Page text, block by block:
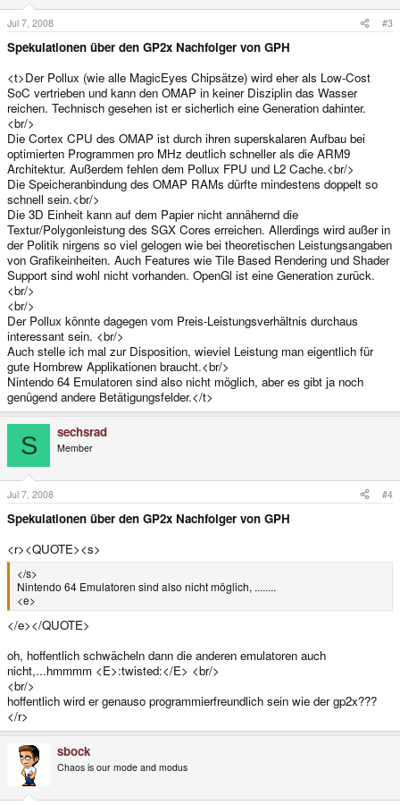
Jul 7, 2008 #3
Spekulationen über den GP2x Nachfolger von GPH
<t>Der Pollux (wie alle MagicEyes Chipsätze) wird eher als Low-Cost
SoC vertrieben und kann den OMAP in keiner Disziplin das Wasser
reichen. Technisch gesehen ist er sicherlich eine Generation dahinter.
<br/>
Die Cortex CPU des OMAP ist durch ihren superskalaren Aufbau bei
optimierten Programmen pro MHz deutlich schneller als die ARM9
Architektur. Außerdem fehlen dem Pollux FPU und L2 Cache.<br/>
Die Speicheranbindung des OMAP RAMs dürfte mindestens doppelt so
schnell sein.<br/>
Die 3D Einheit kann auf dem Papier nicht annähernd die
Textur/Polygonleistung des SGX Cores erreichen. Allerdings wird außer in
der Politik nirgens so viel gelogen wie bei theoretischen Leistungsangaben
von Grafikeinheiten. Auch Features wie Tile Based Rendering und Shader
Support sind wohl nicht vorhanden. OpenGl ist eine Generation zurück.
<br/>
<br/>
Der Pollux könnte dagegen vom Preis-Leistungsverhältnis durchaus
interessant sein. <br/>
Auch stelle ich mal zur Disposition, wieviel Leistung man eigentlich für
gute Hombrew Applikationen braucht.<br/>
Nintendo 64 Emulatoren sind also nicht möglich, aber es gibt ja noch
genügend andere Betätigungsfelder.</t>
S sechsrad
Member
Jul 7, 2008 #4
Spekulationen über den GP2x Nachfolger von GPH
<r><QUOTE><s>
</s>
Nintendo 64 Emulatoren sind also nicht möglich, ........
<e>
</e></QUOTE>
oh, hoffentlich schwächeln dann die anderen emulatoren auch
nicht,...hmmmm <E>:twisted:</E> <br/>
<br/>
hoffentlich wird er genauso programmierfreundlich sein wie der gp2x???
</r>
sbock
Chaos is our mode and modus